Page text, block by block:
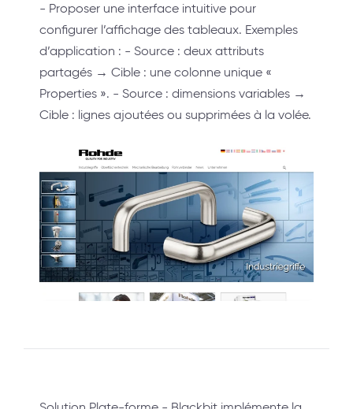
- Proposer une interface intuitive pour
configurer l’affichage des tableaux. Exemples
d’application : - Source : deux attributs
partagés → Cible : une colonne unique «
Properties ». - Source : dimensions variables →
Cible : lignes ajoutées ou supprimées à la volée.